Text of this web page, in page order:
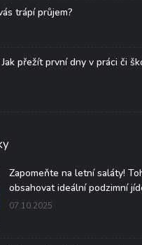
trápí průjem?
přežít první dny v práci či
Zapomeňte na letní saláty!
obsahovat ideální podzimní
07.10.2025